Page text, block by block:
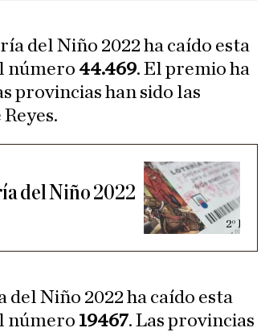
del Niño 2022 ha caído esta
número 44.469. El premio ha
provincias han sido las
del Niño 2022
Niño 2022 ha caído esta
número 19467. Las provincias